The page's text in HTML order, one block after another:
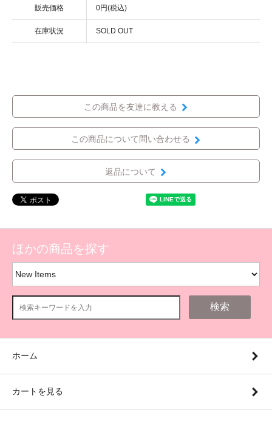
販売価格 0円(税込)
在庫状況 SOLD OUT
この商品を友達に教える
この商品について問い合わせる
返品について
ほかの商品を探す
検索
ホーム
カートを見る